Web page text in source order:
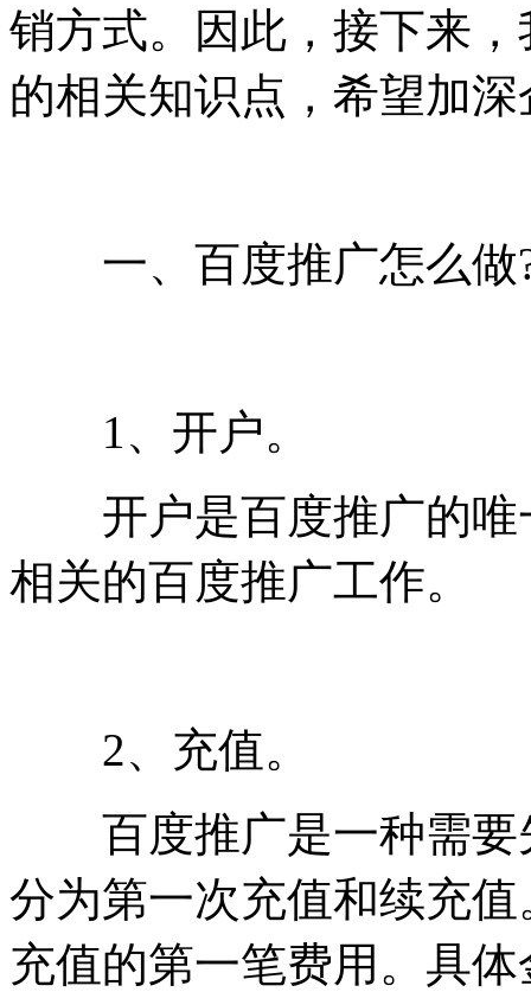
销方式。因此，接下来
的相关知识点，希望加
一、百度推广怎么做
1、开户。
开户是百度推广的唯
相关的百度推广工作。
2、充值。
百度推广是一种需要
分为第一次充值和续充
充值的第一笔费用。具